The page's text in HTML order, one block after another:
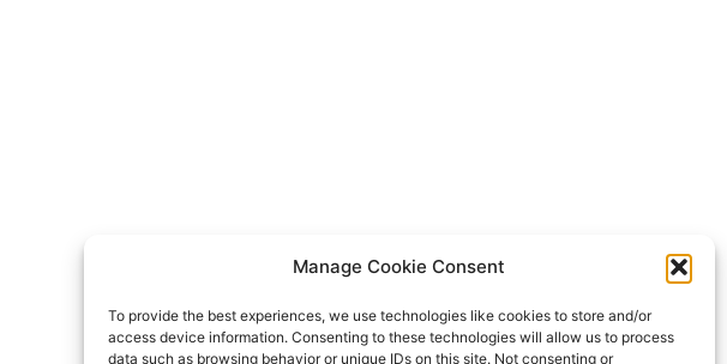
Manage Cookie Consent
To provide the best experiences, we use technologies like cookies to store and/or
access device information. Consenting to these technologies will allow us to process
data such as browsing behavior or unique IDs on this site. Not consenting or